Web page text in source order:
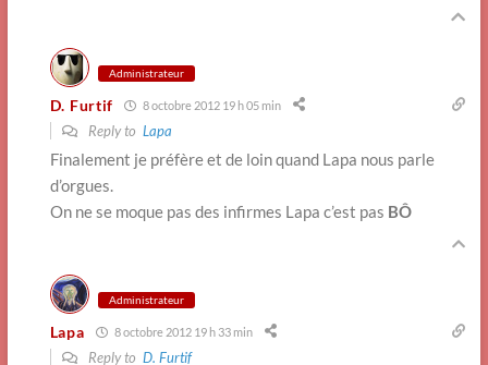
Administrateur
D. Furtif 8 octobre 2012 19 h 05 min
Reply to Lapa
Finalement je préfère et de loin quand Lapa nous parle
d’orgues.
On ne se moque pas des infirmes Lapa c’est pas BÔ
Administrateur
Lapa 8 octobre 2012 19 h 33 min
Reply to D. Furtif